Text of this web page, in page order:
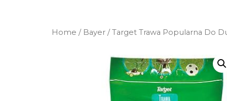
Home / Bayer / Target Trawa Popularna Do